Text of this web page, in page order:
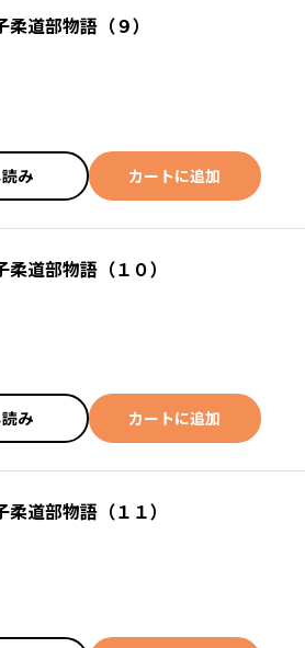
道部物語（９）
み カートに追加
道部物語（１０）
み カートに追加
道部物語（１１）